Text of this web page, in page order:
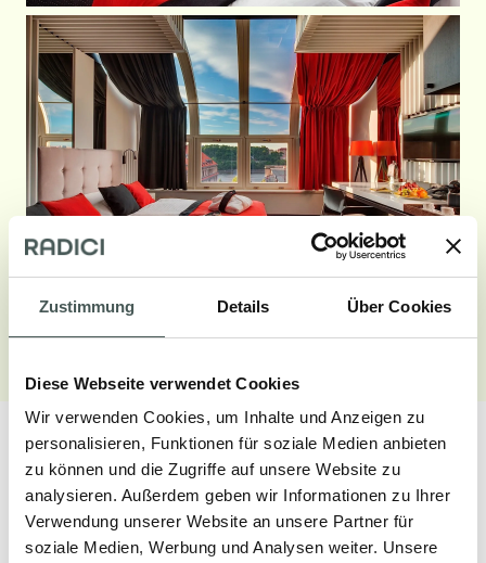
Zustimmung Details Über Cookies
Diese Webseite verwendet Cookies
Wir verwenden Cookies, um Inhalte und Anzeigen zu
personalisieren, Funktionen für soziale Medien anbieten
zu können und die Zugriffe auf unsere Website zu
analysieren. Außerdem geben wir Informationen zu Ihrer
Verwendung unserer Website an unsere Partner für
soziale Medien, Werbung und Analysen weiter. Unsere
Galerie aufrufen
Unsere Produkte